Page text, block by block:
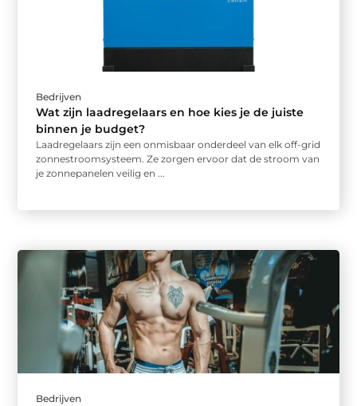
Bedrijven
Wat zijn laadregelaars en hoe kies je de juiste
binnen je budget?
Laadregelaars zijn een onmisbaar onderdeel van elk off-grid
zonnestroomsysteem. Ze zorgen ervoor dat de stroom van
je zonnepanelen veilig en ...
Bedrijven